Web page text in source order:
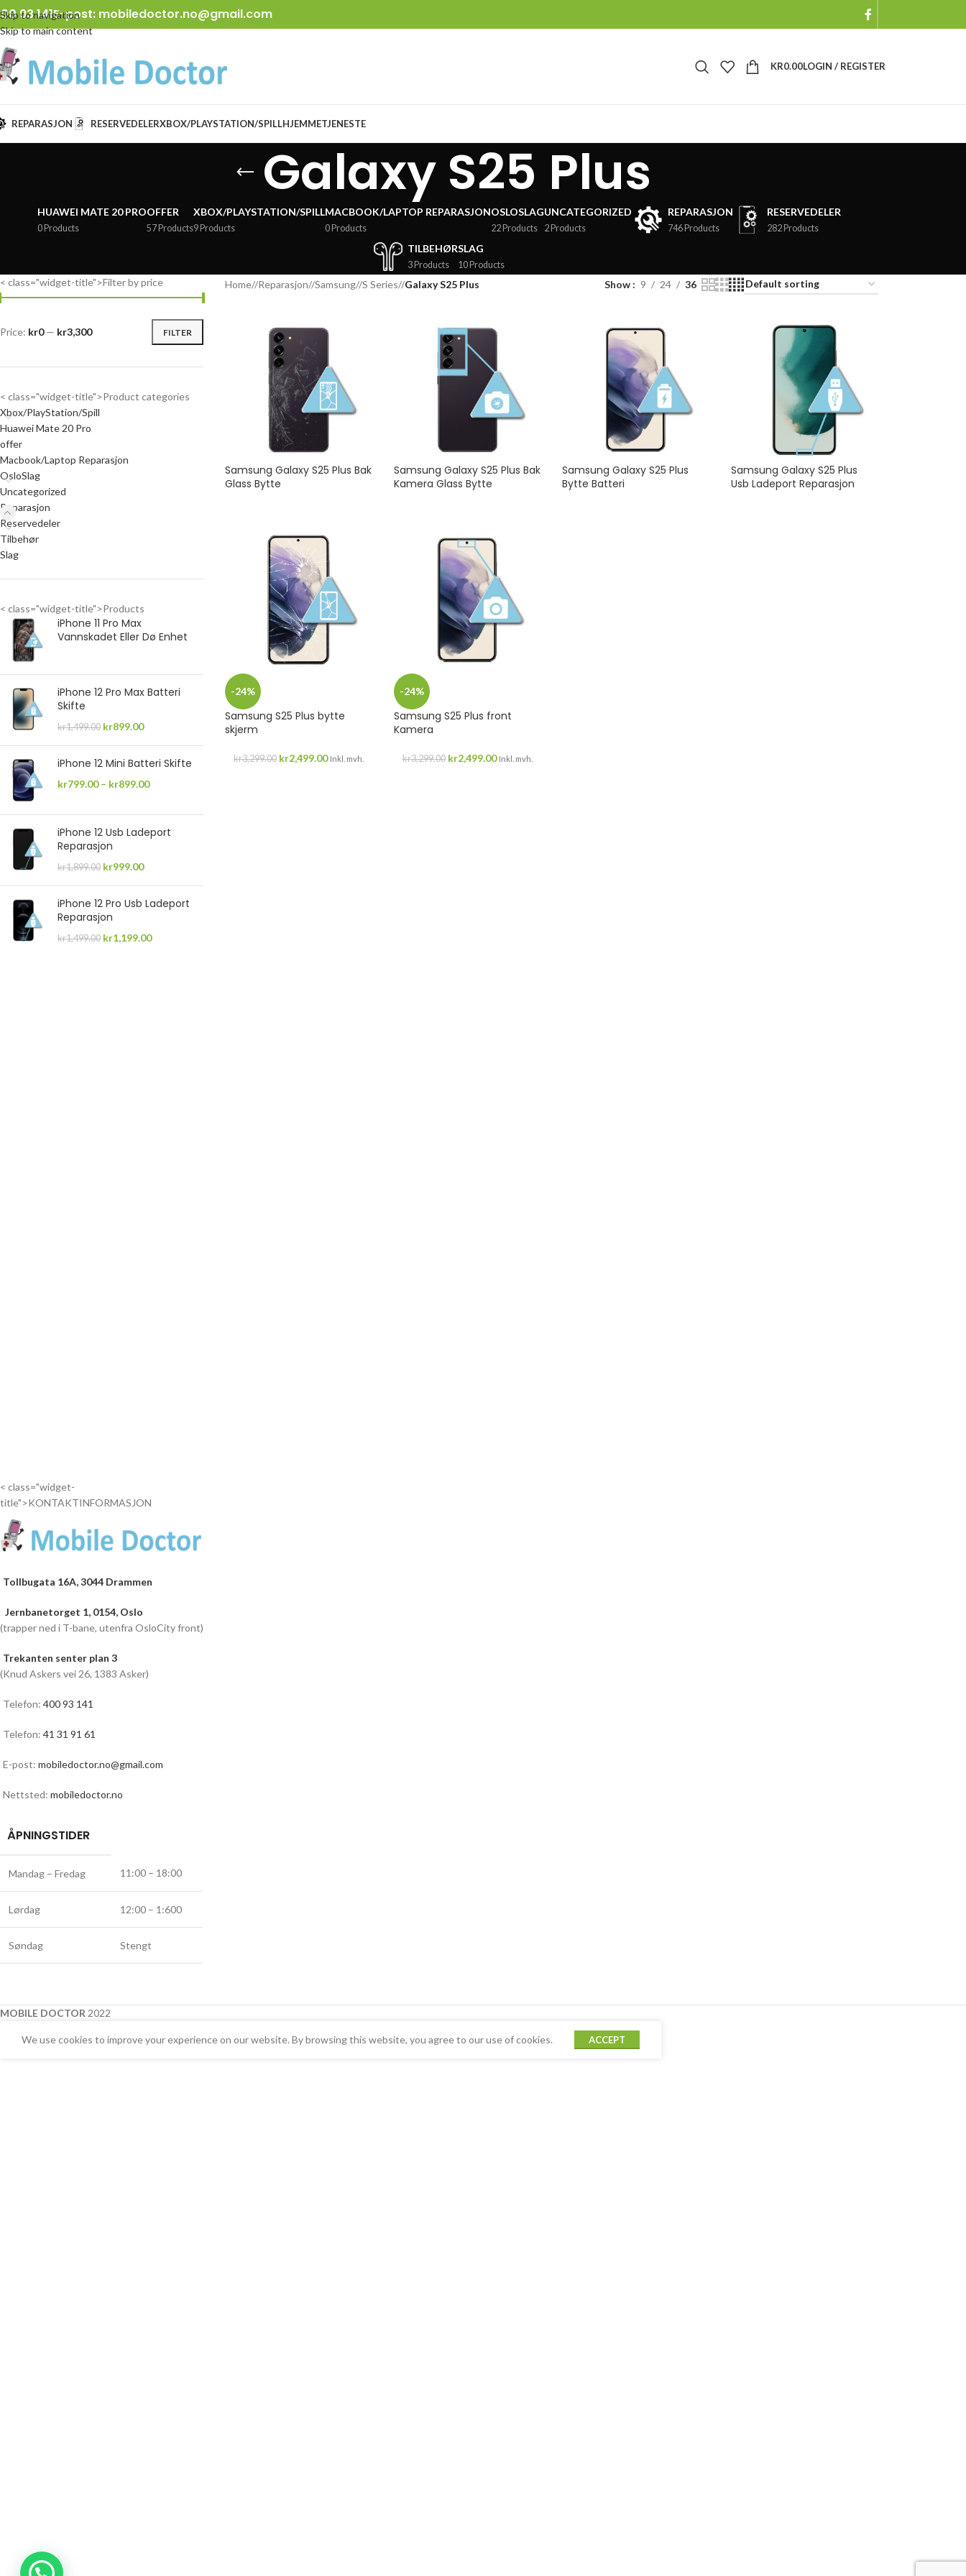
Skip to navigation
Skip to main content
93 141E-post: mobiledoctor.no@gmail.com
KR0.00LOGIN / REGISTER
REPARASJON RESERVEDELERXBOX/PLAYSTATION/SPILLHJEMMETJENESTE
Galaxy S25 Plus
HUAWEI MATE 20 PRO
0 Products
OFFER
57 Products
XBOX/PLAYSTATION/SPILL
9 Products
MACBOOK/LAPTOP REPARASJON
0 Products
OSLOSLAG
22 Products
UNCATEGORIZED
2 Products
REPARASJON
746 Products
RESERVEDELER
282 Products
TILBEHØR
3 Products
SLAG
10 Products
< class="widget-title">Filter by price
FILTER
Price: kr0— kr3,300
< class="widget-title">Product categories
Xbox/PlayStation/Spill
Huawei Mate 20 Pro
offer
Macbook/Laptop Reparasjon
OsloSlag
Uncategorized
Reparasjon
Reservedeler
Tilbehør
Slag
< class="widget-title">Products
iPhone 11 Pro Max
Vannskadet Eller Dø Enhet
iPhone 12 Pro Max Batteri
Skifte
kr1,499.00 kr899.00
iPhone 12 Mini Batteri Skifte
kr799.00 – kr899.00
iPhone 12 Usb Ladeport
Reparasjon
kr1,899.00 kr999.00
iPhone 12 Pro Usb Ladeport
Reparasjon
kr1,499.00 kr1,199.00
Home/ Reparasjon/ Samsung/ S Series/ Galaxy S25 Plus Show 9 24 36
Samsung Galaxy S25 Plus Bak
Glass Bytte
Samsung Galaxy S25 Plus Bak
Kamera Glass Bytte
Samsung Galaxy S25 Plus
Bytte Batteri
Samsung Galaxy S25 Plus
Usb Ladeport Reparasjon
-24%
Samsung S25 Plus bytte
skjerm
kr3,299.00 kr2,499.00 Inkl. mvh.
-24%
Samsung S25 Plus front
Kamera
kr3,299.00 kr2,499.00 Inkl. mvh.
< class="widget-
title">KONTAKTINFORMASJON
Tollbugata 16A, 3044 Drammen
Jernbanetorget 1, 0154, Oslo
(trapper ned i T-bane, utenfra OsloCity front)
Trekanten senter plan 3
(Knud Askers vei 26, 1383 Asker)
Telefon: 400 93 141
Telefon: 41 31 91 61
E-post: mobiledoctor.no@gmail.com
Nettsted: mobiledoctor.no
ÅPNINGSTIDER
Mandag – Fredag 11:00 – 18:00
Lørdag 12:00 – 1:600
Søndag Stengt
MOBILE DOCTOR 2022
We use cookies to improve your experience on our website. By browsing this website, you agree to our use of cookies. ACCEPT